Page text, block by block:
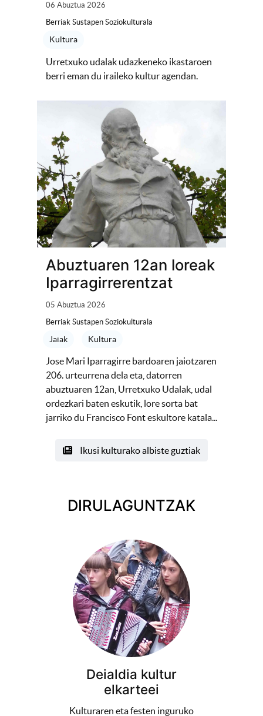
06 Abuztua 2026
Berriak Sustapen Soziokulturala
Kultura
Urretxuko udalak udazkeneko ikastaroen
berri eman du iraileko kultur agendan.
Abuztuaren 12an loreak
Iparragirrerentzat
05 Abuztua 2026
Berriak Sustapen Soziokulturala
Jaiak Kultura
Jose Mari Iparragirre bardoaren jaiotzaren
206. urteurrena dela eta, datorren
abuztuaren 12an, Urretxuko Udalak, udal
ordezkari baten eskutik, lore sorta bat
jarriko du Francisco Font eskultore katala...
Ikusi kulturako albiste guztiak
DIRULAGUNTZAK
Deialdia kultur
elkarteei
Kulturaren eta festen inguruko